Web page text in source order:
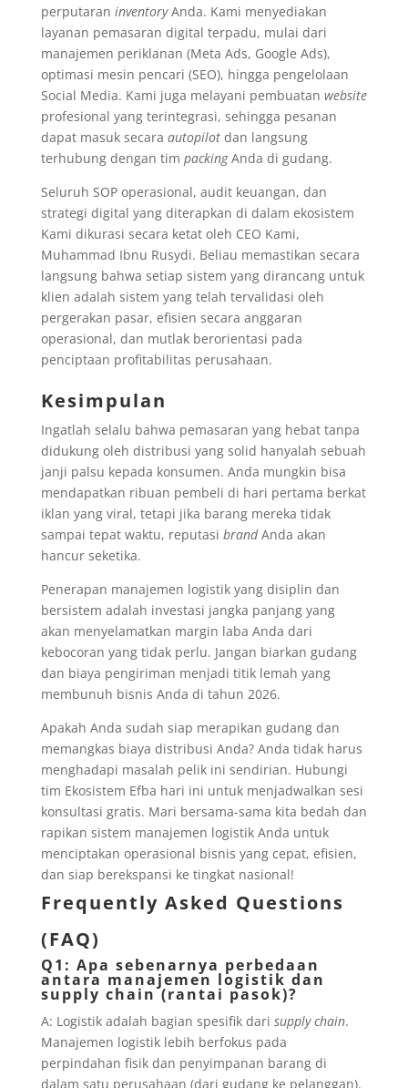
perputaran inventoryAnda. Kami menyediakan
layanan pemasaran digital terpadu, mulai dari
manajemen periklanan (Meta Ads, Google Ads),
optimasi mesin pencari (SEO), hingga pengelolaan
Social Media. Kami juga melayani pembuatan website
profesional yang terintegrasi, sehingga pesanan
dapat masuk secara autopilotdan langsung
terhubung dengan tim packingAnda di gudang.
Seluruh SOP operasional, audit keuangan, dan
strategi digital yang diterapkan di dalam ekosistem
Kami dikurasi secara ketat oleh CEO Kami,
Muhammad Ibnu Rusydi. Beliau memastikan secara
langsung bahwa setiap sistem yang dirancang untuk
klien adalah sistem yang telah tervalidasi oleh
pergerakan pasar, efisien secara anggaran
operasional, dan mutlak berorientasi pada
penciptaan profitabilitas perusahaan.
Kesimpulan
Ingatlah selalu bahwa pemasaran yang hebat tanpa
didukung oleh distribusi yang solid hanyalah sebuah
janji palsu kepada konsumen. Anda mungkin bisa
mendapatkan ribuan pembeli di hari pertama berkat
iklan yang viral, tetapi jika barang mereka tidak
sampai tepat waktu, reputasi brandAnda akan
hancur seketika.
Penerapan manajemen logistik yang disiplin dan
bersistem adalah investasi jangka panjang yang
akan menyelamatkan margin laba Anda dari
kebocoran yang tidak perlu. Jangan biarkan gudang
dan biaya pengiriman menjadi titik lemah yang
membunuh bisnis Anda di tahun 2026.
Apakah Anda sudah siap merapikan gudang dan
memangkas biaya distribusi Anda? Anda tidak harus
menghadapi masalah pelik ini sendirian. Hubungi
tim Ekosistem Efba hari ini untuk menjadwalkan sesi
konsultasi gratis. Mari bersama-sama kita bedah dan
rapikan sistem manajemen logistik Anda untuk
menciptakan operasional bisnis yang cepat, efisien,
dan siap berekspansi ke tingkat nasional!
Frequently Asked Questions
(FAQ)
Q1: Apa sebenarnya perbedaan
antara manajemen logistik dan
supply chain (rantai pasok)?
A: Logistik adalah bagian spesifik dari supply chain.
Manajemen logistik lebih berfokus pada
perpindahan fisik dan penyimpanan barang di
dalam satu perusahaan (dari gudang ke pelanggan).